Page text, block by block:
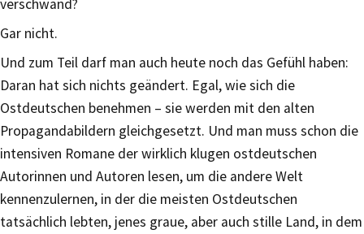
verschwand?
Gar nicht.
Und zum Teil darf man auch heute noch das Gefühl haben:
Daran hat sich nichts geändert. Egal, wie sich die
Ostdeutschen benehmen – sie werden mit den alten
Propagandabildern gleichgesetzt. Und man muss schon die
intensiven Romane der wirklich klugen ostdeutschen
Autorinnen und Autoren lesen, um die andere Welt
kennenzulernen, in der die meisten Ostdeutschen
tatsächlich lebten, jenes graue, aber auch stille Land, in dem